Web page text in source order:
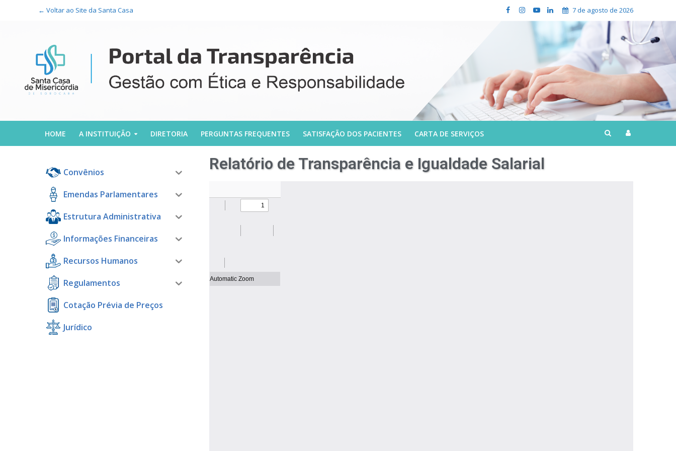
← Voltar ao Site da Santa Casa 7 de agosto de 2026
HOME A INSTITUIÇÃO DIRETORIA PERGUNTAS FREQUENTES SATISFAÇÃO DOS PACIENTES CARTA DE SERVIÇOS
Convênios
Emendas Parlamentares
Estrutura Administrativa
Informações Financeiras
Recursos Humanos
Regulamentos
Cotação Prévia de Preços
Jurídico
Relatório de Transparência e Igualdade Salarial